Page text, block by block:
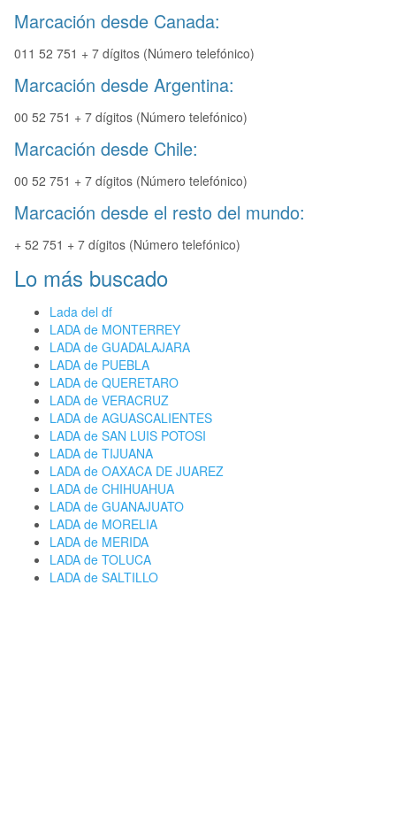
Marcación desde Canada:
011 52 751 + 7 dígitos (Número telefónico)
Marcación desde Argentina:
00 52 751 + 7 dígitos (Número telefónico)
Marcación desde Chile:
00 52 751 + 7 dígitos (Número telefónico)
Marcación desde el resto del mundo:
+ 52 751 + 7 dígitos (Número telefónico)
Lo más buscado
Lada del df
LADA de MONTERREY
LADA de GUADALAJARA
LADA de PUEBLA
LADA de QUERETARO
LADA de VERACRUZ
LADA de AGUASCALIENTES
LADA de SAN LUIS POTOSI
LADA de TIJUANA
LADA de OAXACA DE JUAREZ
LADA de CHIHUAHUA
LADA de GUANAJUATO
LADA de MORELIA
LADA de MERIDA
LADA de TOLUCA
LADA de SALTILLO